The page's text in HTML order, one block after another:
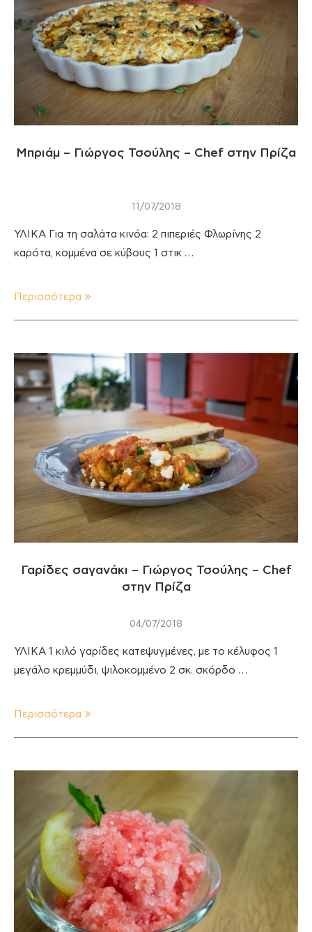
Μπριάμ – Γιώργος Τσούλης – Chef στην Πρίζα
11/07/2018
ΥΛΙΚΑ Για τη σαλάτα κινόα: 2 πιπεριές Φλωρίνης 2
καρότα, κομμένα σε κύβους 1 στικ …
Περισσότερα
Γαρίδες σαγανάκι – Γιώργος Τσούλης – Chef
στην Πρίζα
04/07/2018
ΥΛΙΚΑ 1 κιλό γαρίδες κατεψυγμένες, με το κέλυφος 1
μεγάλο κρεμμύδι, ψιλοκομμένο 2 σκ. σκόρδο …
Περισσότερα